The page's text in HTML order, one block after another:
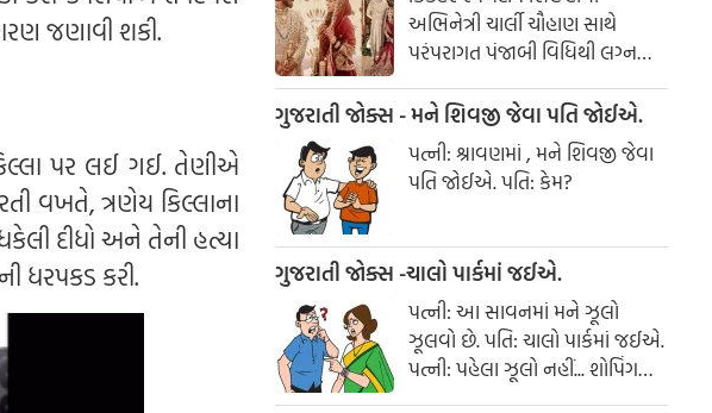
જણાવી શકી.
પર લઈ ગઈ. તેણીએ
વખતે, ત્રણેય કિલ્લાના
દીધો અને તેની હત્યા
ધરપકડ કરી.
અભિનેત્રી ચાર્લી ચૌહાણ સાથે
પરંપરાગત પંજાબી વિધિથી લગ્ન
કર્યા. રમનદીપ અને ચાર્લીએ તેમના
લગ્નના કેટલાક સુંદર ફોટા ચાહકો
સાથે શેર કર્યા.
ગુજરાતી જોક્સ - મને શિવજી જેવા પતિ જોઈએ.
પત્ની: શ્રાવણમાં , મને શિવજી જેવા
પતિ જોઈએ. પતિ: કેમ?
ગુજરાતી જોક્સ -ચાલો પાર્કમાં જઈએ.
પત્ની: આ સાવનમાં મને ઝૂલો
ઝૂલવો છે. પતિ: ચાલો પાર્કમાં જઈએ.
પત્ની: પહેલા ઝૂલો નહીં... શોપિંગ
કરાવ!